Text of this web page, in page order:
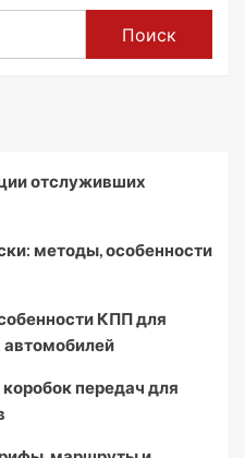
Поиск
отслуживших
методы, особенности
КПП для
автомобилей
передач для